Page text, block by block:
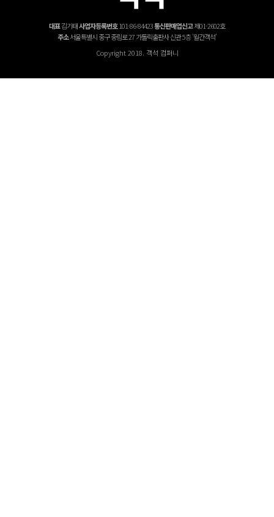
대표김기태사업자등록번호101-86-84423통신판매업신고제01-2602호
주소서울특별시 중구 중림로 27 가톨릭출판사 신관 5층 '월간객석'
Copyright 2018. 객석 컴퍼니